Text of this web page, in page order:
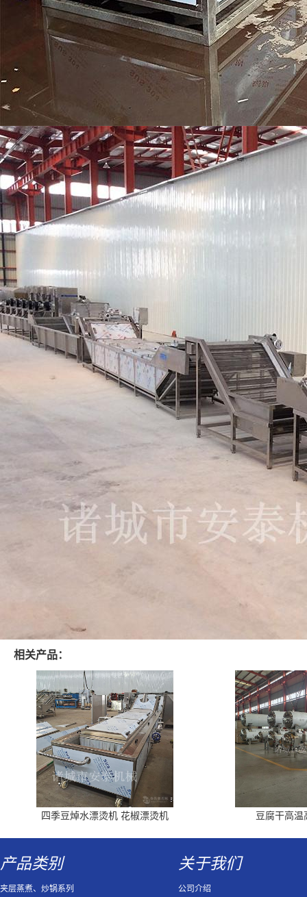
相关产品：
四季豆焯水漂烫机 花椒漂烫机 豆腐干高温
产品类别
夹层蒸煮、炒锅系列
关于我们
公司介绍